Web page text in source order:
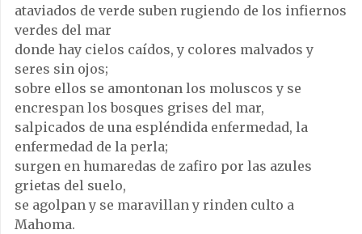
ataviados de verde suben rugiendo de los infiernos
verdes del mar
donde hay cielos caídos, y colores malvados y
seres sin ojos;
sobre ellos se amontonan los moluscos y se
encrespan los bosques grises del mar,
salpicados de una espléndida enfermedad, la
enfermedad de la perla;
surgen en humaredas de zafiro por las azules
grietas del suelo,
se agolpan y se maravillan y rinden culto a
Mahoma.